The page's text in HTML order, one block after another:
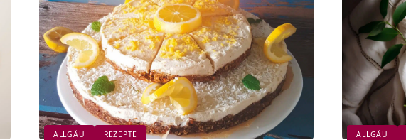
ALLGÄU REZEPTE ALLGÄU